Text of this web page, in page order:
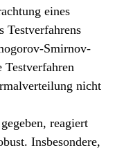
eines
Testverfahrens
Smirnov-
nicht
reagiert
Insbesondere,